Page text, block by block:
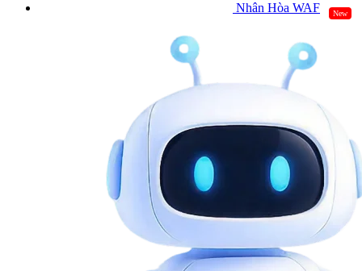
Nhân Hòa WAF New